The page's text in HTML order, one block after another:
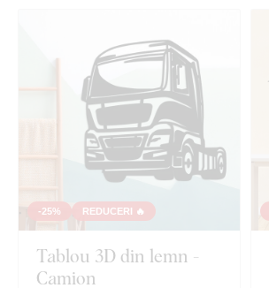
-25% REDUCERI 🔥
Tablou 3D din lemn -
Camion